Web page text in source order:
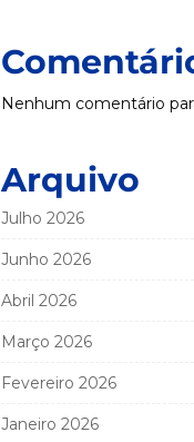
Nenhum comentário
Arquivo
Julho 2026
Junho 2026
Abril 2026
Março 2026
Fevereiro 2026
Janeiro 2026